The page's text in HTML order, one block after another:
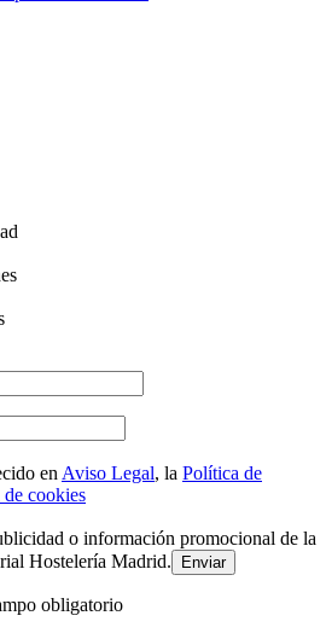
en Aviso Legal, la Política de
cookies
o información promocional de la
Hostelería Madrid.
obligatorio